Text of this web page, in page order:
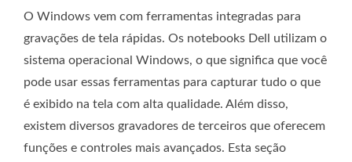
O Windows vem com ferramentas integradas para
gravações de tela rápidas. Os notebooks Dell utilizam o
sistema operacional Windows, o que significa que você
pode usar essas ferramentas para capturar tudo o que
é exibido na tela com alta qualidade. Além disso,
existem diversos gravadores de terceiros que oferecem
funções e controles mais avançados. Esta seção